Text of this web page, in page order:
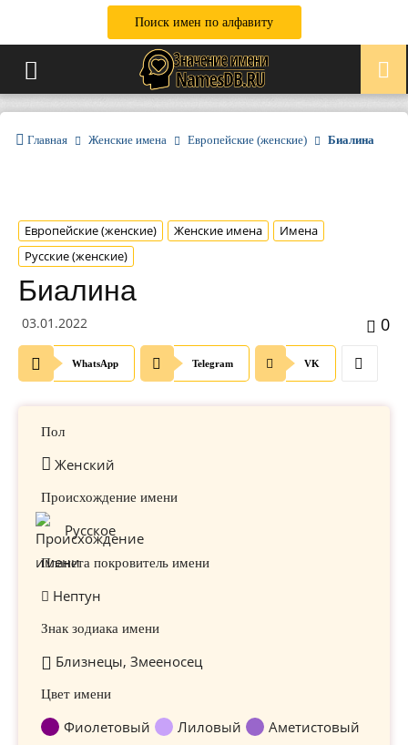
Поиск имен по алфавиту
Главная Женские имена Европейские (женские) Биалина
Европейские (женские) Женские имена
Имена
Русские (женские)
Биалина
03.01.2022 0
WhatsApp Telegram VK
Пол
Женский
Происхождение имени
Русское
Планета покровитель имени
Нептун
Знак зодиака имени
Близнецы, Змееносец
Цвет имени
Фиолетовый Лиловый Аметистовый